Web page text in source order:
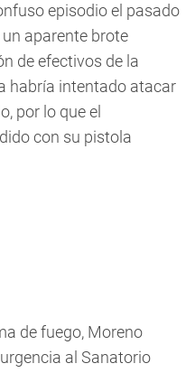
episodio el pasado
aparente brote
de efectivos de la
habría intentado atacar
por lo que el
con su pistola
de fuego, Moreno
al Sanatorio